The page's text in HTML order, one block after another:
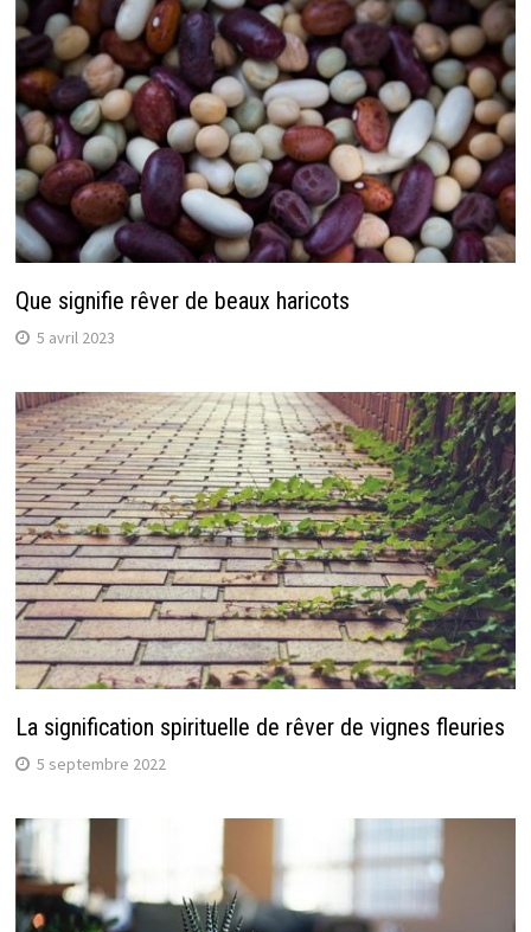
Que signifie rêver de beaux haricots
5 avril 2023
La signification spirituelle de rêver de vignes fleuries
5 septembre 2022